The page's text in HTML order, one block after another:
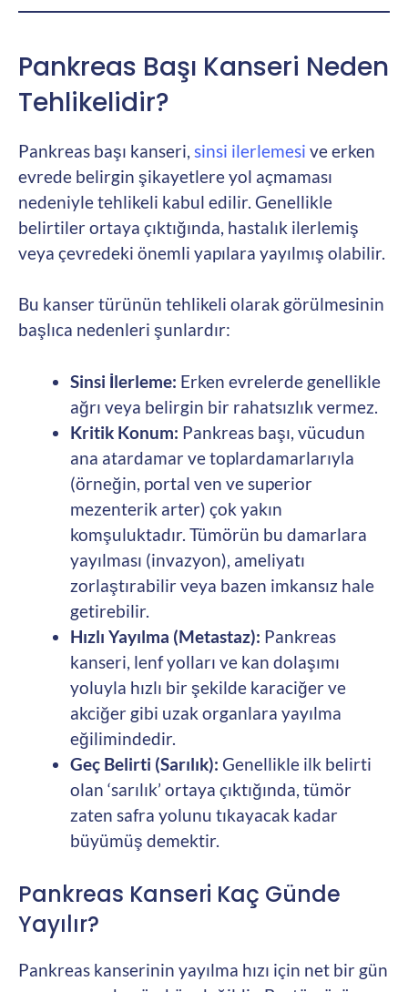
Pankreas Başı Kanseri Neden
Tehlikelidir?
Pankreas başı kanseri, sinsi ilerlemesi ve erken
evrede belirgin şikayetlere yol açmaması
nedeniyle tehlikeli kabul edilir. Genellikle
belirtiler ortaya çıktığında, hastalık ilerlemiş
veya çevredeki önemli yapılara yayılmış olabilir.
Bu kanser türünün tehlikeli olarak görülmesinin
başlıca nedenleri şunlardır:
Sinsi İlerleme: Erken evrelerde genellikle
ağrı veya belirgin bir rahatsızlık vermez.
Kritik Konum: Pankreas başı, vücudun
ana atardamar ve toplardamarlarıyla
(örneğin, portal ven ve superior
mezenterik arter) çok yakın
komşuluktadır. Tümörün bu damarlara
yayılması (invazyon), ameliyatı
zorlaştırabilir veya bazen imkansız hale
getirebilir.
Hızlı Yayılma (Metastaz): Pankreas
kanseri, lenf yolları ve kan dolaşımı
yoluyla hızlı bir şekilde karaciğer ve
akciğer gibi uzak organlara yayılma
eğilimindedir.
Geç Belirti (Sarılık): Genellikle ilk belirti
olan ‘sarılık’ ortaya çıktığında, tümör
zaten safra yolunu tıkayacak kadar
büyümüş demektir.
Pankreas Kanseri Kaç Günde
Yayılır?
Pankreas kanserinin yayılma hızı için net bir gün